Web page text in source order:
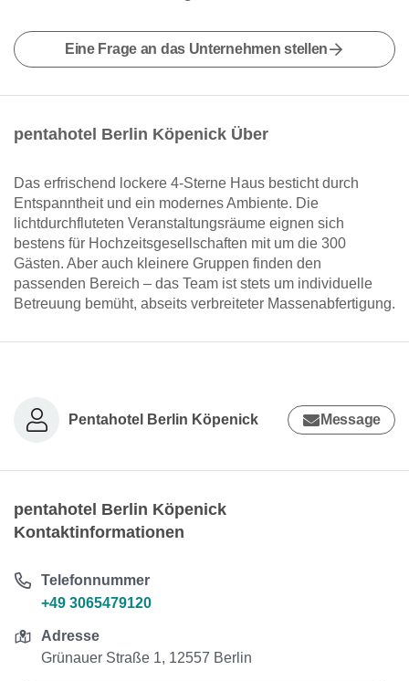
Eine Frage an das Unternehmen stellen
pentahotel Berlin Köpenick Über
Das erfrischend lockere 4-Sterne Haus besticht durch
Entspanntheit und ein modernes Ambiente. Die
lichtdurchfluteten Veranstaltungsräume eignen sich
bestens für Hochzeitsgesellschaften mit um die 300
Gästen. Aber auch kleinere Gruppen finden den
passenden Bereich – das Team ist stets um individuelle
Betreuung bemüht, abseits verbreiteter Massenabfertigung.
Pentahotel Berlin Köpenick Message
pentahotel Berlin Köpenick
Kontaktinformationen
Telefonnummer
+49 3065479120
Adresse
Grünauer Straße 1, 12557 Berlin